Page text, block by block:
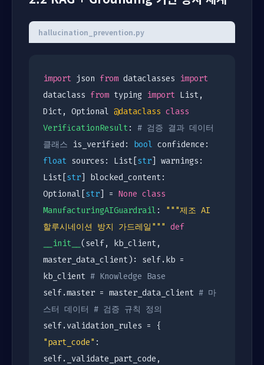
hallucination_prevention.py
import json from dataclasses import
dataclass from typing import List,
Dict, Optional @dataclass class
VerificationResult : # 검증 결과 데이터
클래스 is_verified: bool confidence:
float sources: List[str] warnings:
List[str] blocked_content:
Optional[str] = None class
ManufacturingAIGuardrail :
"""제조 AI
할루시네이션 방지 가드레일""" def
__init__ (self, kb_client,
master_data_client): self.kb =
kb_client # Knowledge Base
self.master = master_data_client # 마
스터 데이터 # 검증 규칙 정의
self.validation_rules = {
"part_code" :
self._validate_part_code,